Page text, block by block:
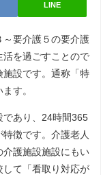
LINE
～要介護５の要介護
活を過ごすことので
施設です。通称「特
す。
であり、24時間365
徴です。介護老人
介護施設施設にもい
して「看取り対応が